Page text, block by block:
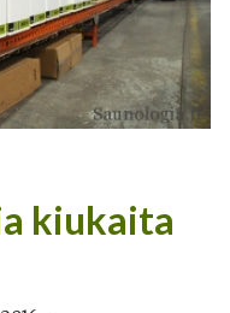
kiukaita